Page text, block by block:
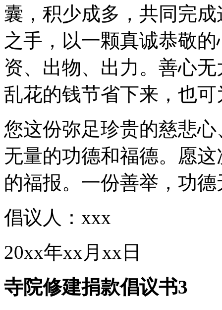
囊，积少成多，共同完
之手，以一颗真诚恭敬
资、出物、出力。善心
乱花的钱节省下来，也
您这份弥足珍贵的慈悲
无量的功德和福德。愿
的福报。一份善举，功
倡议人：xxx
20xx年xx月xx日
寺院修建捐款倡议书3